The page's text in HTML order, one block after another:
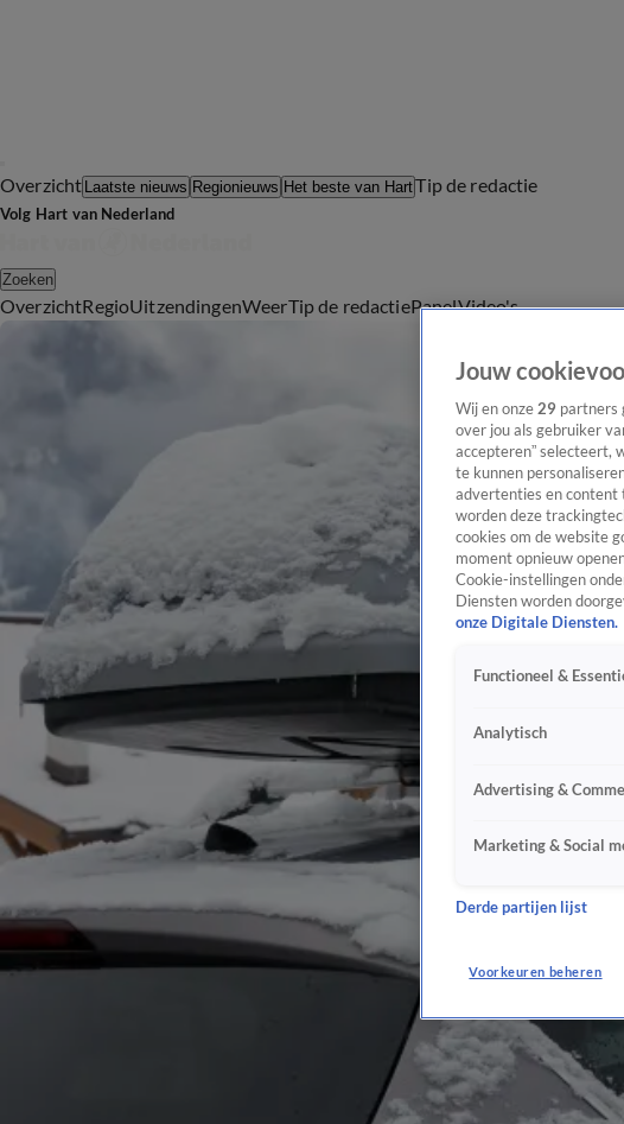
Overzicht Laatste nieuws Regionieuws Het beste van HartTip de redactie
Volg Hart van Nederland
Zoeken
OverzichtRegioUitzendingenWeerTip de redactiePanelVideo's
Jouw
Wij en onze 29 partners
over jou als gebruiker
accepteren” selecteert,
te kunnen
advertenties en content
worden deze
cookies om de website
moment opnieuw
Cookie-instellingen
Diensten worden
onze Digitale Diensten.
Functioneel &
Analytisch
Advertising &
Marketing & Social
Derde partijen lijst
Voorkeuren beheren